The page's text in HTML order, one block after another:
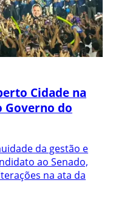
Cidade na
Governo do
da gestão e
ao Senado,
na ata da